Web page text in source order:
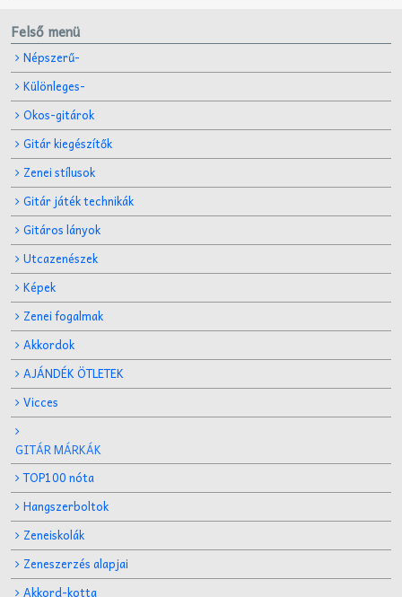
Felső menü
Népszerű-
Különleges-
Okos-gitárok
Gitár kiegészítők
Zenei stílusok
Gitár játék technikák
Gitáros lányok
Utcazenészek
Képek
Zenei fogalmak
Akkordok
AJÁNDÉK ÖTLETEK
Vicces
GITÁR MÁRKÁK
TOP100 nóta
Hangszerboltok
Zeneiskolák
Zeneszerzés alapjai
Akkord-kotta